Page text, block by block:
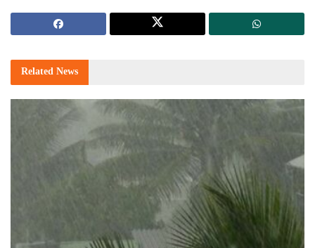
Related News